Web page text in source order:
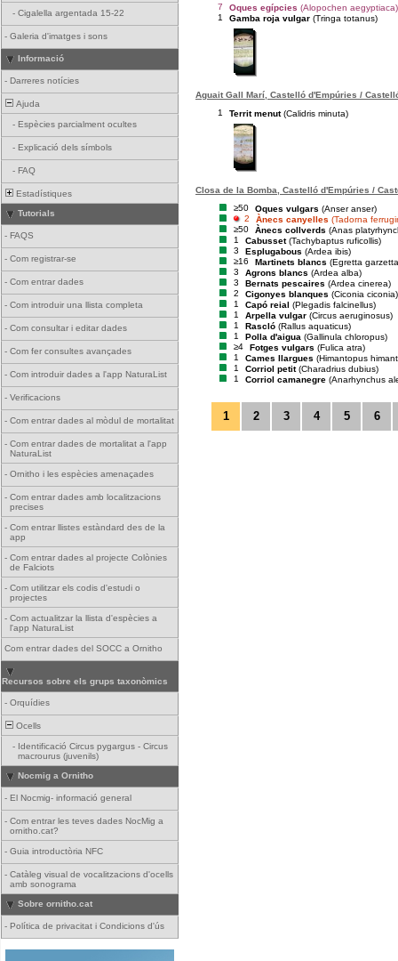
- Cigalella argentada 15-22
- Galeria d'imatges i sons
Informació
- Darreres notícies
Ajuda
- Espècies parcialment ocultes
- Explicació dels símbols
- FAQ
Estadístiques
Tutorials
- FAQS
- Com registrar-se
- Com entrar dades
- Com introduir una llista completa
- Com consultar i editar dades
- Com fer consultes avançades
- Com introduir dades a l'app NaturaList
- Verificacions
- Com entrar dades al mòdul de mortalitat
- Com entrar dades de mortalitat a l'app
NaturaList
- Ornitho i les espècies amenaçades
- Com entrar dades amb localitzacions
precises
- Com entrar llistes estàndard des de la
app
- Com entrar dades al projecte Colònies
de Falciots
- Com utilitzar els codis d'estudi o
projectes
- Com actualitzar la llista d'espècies a
l'app NaturaList
Com entrar dades del SOCC a Ornitho
Recursos sobre els grups taxonòmics
- Orquídies
Ocells
- Identificació Circus pygargus - Circus
macrourus (juvenils)
Nocmig a Ornitho
- El Nocmig- informació general
- Com entrar les teves dades NocMig a
ornitho.cat?
- Guia introductòria NFC
- Catàleg visual de vocalitzacions d'ocells
amb sonograma
Sobre ornitho.cat
- Política de privacitat i Condicions d'ús
7
Oques egípcies (Alopochen aegyptiaca)
1
Gamba roja vulgar (Tringa totanus)
Aguait Gall Marí, Castelló d'Empúries /
1
Territ menut (Calidris minuta)
Closa de la Bomba, Castelló d'Empúries /
≥50
Oques vulgars (Anser anser)
2
Ànecs canyelles (Tadorna
≥50
Ànecs collverds (Anas
1
Cabusset (Tachybaptus ruficollis)
3
Esplugabous (Ardea ibis)
≥16
Martinets blancs (Egretta
3
Agrons blancs (Ardea alba)
3
Bernats pescaires (Ardea cinerea)
2
Cigonyes blanques (Ciconia ciconia)
1
Capó reial (Plegadis falcinellus)
1
Arpella vulgar (Circus aeruginosus)
1
Rascló (Rallus aquaticus)
1
Polla d'aigua (Gallinula chloropus)
≥4
Fotges vulgars (Fulica atra)
1
Cames llargues (Himantopus
1
Corriol petit (Charadrius dubius)
1
Corriol camanegre (Anarhynchus
1 2 3 4 5 6